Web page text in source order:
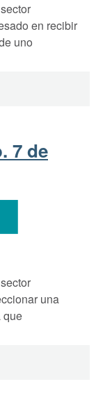
en recibir
uno
7 de
una
que